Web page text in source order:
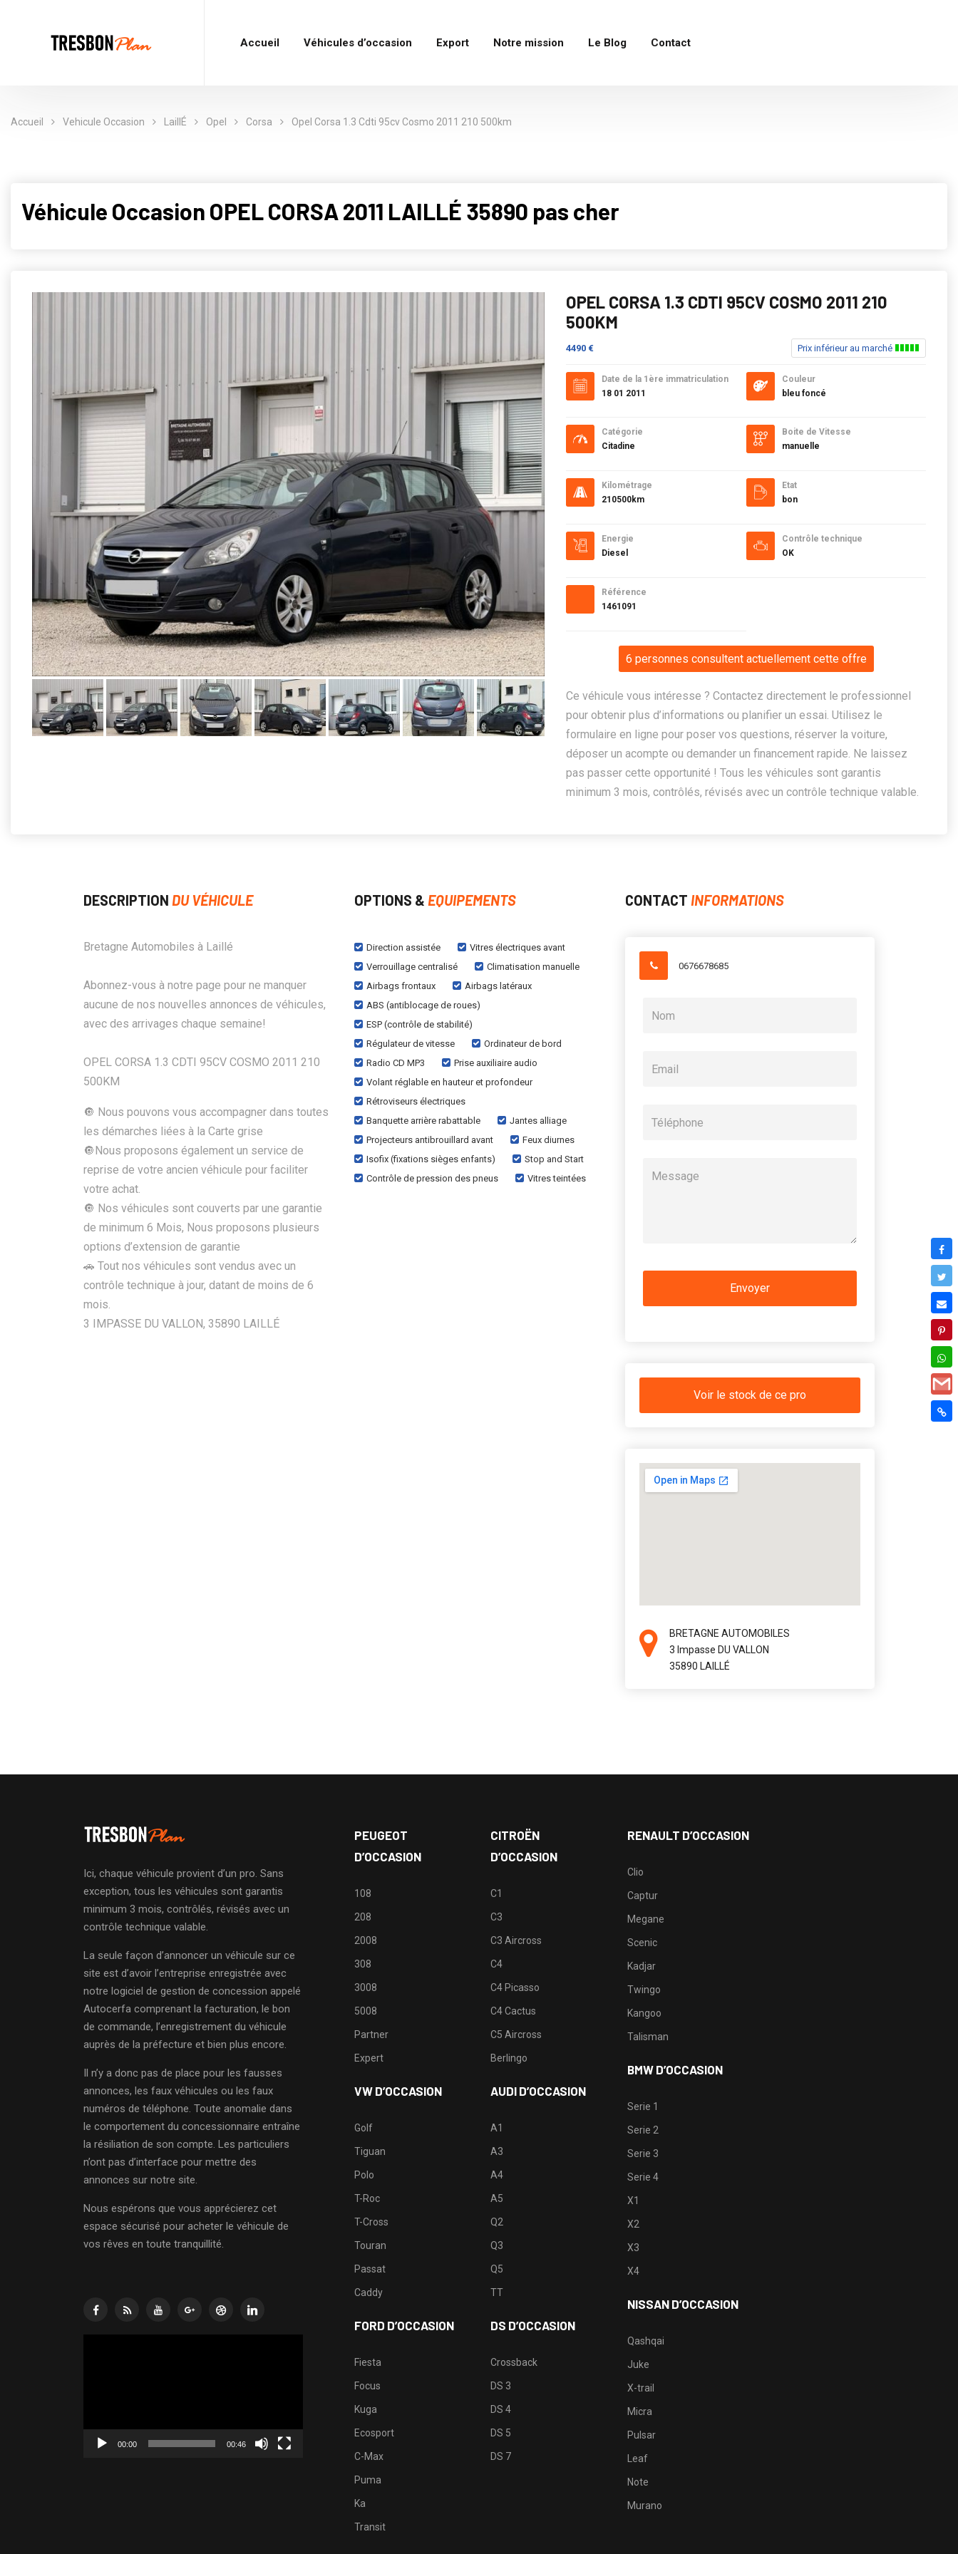
Accueil Véhicules d’occasion Export Notre mission Le Blog Contact
Accueil Vehicule Occasion LaillÉ Opel Corsa Opel Corsa 1.3 Cdti 95cv Cosmo 2011 210 500km
Véhicule Occasion OPEL CORSA 2011 LAILLÉ 35890 pas cher
OPEL CORSA 1.3 CDTI 95CV COSMO 2011 210
500KM
4490 € Prix inférieur au marché
Date de la 1ère immatriculation
18 01 2011
Catégorie
Citadine
Kilométrage
210500km
Energie
Diesel
Référence
1461091
Couleur
bleu foncé
Boite de Vitesse
manuelle
Etat
bon
Contrôle technique
OK
6 personnes consultent actuellement cette offre
Ce véhicule vous intéresse ? Contactez directement le professionnel
pour obtenir plus d’informations ou planifier un essai. Utilisez le
formulaire en ligne pour poser vos questions, réserver la voiture,
déposer un acompte ou demander un financement rapide. Ne laissez
pas passer cette opportunité ! Tous les véhicules sont garantis
minimum 3 mois, contrôlés, révisés avec un contrôle technique valable.
DESCRIPTION DU VÉHICULE
Bretagne Automobiles à Laillé
Abonnez-vous à notre page pour ne manquer
aucune de nos nouvelles annonces de véhicules,
avec des arrivages chaque semaine!
OPEL CORSA 1.3 CDTI 95CV COSMO 2011 210
500KM
🔘 Nous pouvons vous accompagner dans toutes
les démarches liées à la Carte grise
🔘Nous proposons également un service de
reprise de votre ancien véhicule pour faciliter
votre achat.
🔘 Nos véhicules sont couverts par une garantie
de minimum 6 Mois, Nous proposons plusieurs
options d’extension de garantie
🚗 Tout nos véhicules sont vendus avec un
contrôle technique à jour, datant de moins de 6
mois.
3 IMPASSE DU VALLON, 35890 LAILLÉ
OPTIONS & EQUIPEMENTS
Direction assistée
Vitres électriques avant
Verrouillage centralisé
Climatisation manuelle
Airbags frontaux
Airbags latéraux
ABS (antiblocage de roues)
ESP (contrôle de stabilité)
Régulateur de vitesse
Ordinateur de bord
Radio CD MP3
Prise auxiliaire audio
Volant réglable en hauteur et profondeur
Rétroviseurs électriques
Banquette arrière rabattable
Jantes alliage
Projecteurs antibrouillard avant
Feux diurnes
Isofix (fixations sièges enfants)
Stop and Start
Contrôle de pression des pneus
Vitres teintées
CONTACT INFORMATIONS
0676678685
Voir le stock de ce pro
BRETAGNE AUTOMOBILES
3 Impasse DU VALLON
35890 LAILLÉ
Ici, chaque véhicule provient d’un pro. Sans
exception, tous les véhicules sont garantis
minimum 3 mois, contrôlés, révisés avec un
contrôle technique valable.
La seule façon d’annoncer un véhicule sur ce
site est d’avoir l’entreprise enregistrée avec
notre logiciel de gestion de concession appelé
Autocerfa comprenant la facturation, le bon
de commande, l’enregistrement du véhicule
auprès de la préfecture et bien plus encore.
Il n’y a donc pas de place pour les fausses
annonces, les faux véhicules ou les faux
numéros de téléphone. Toute anomalie dans
le comportement du concessionnaire entraîne
la résiliation de son compte. Les particuliers
n’ont pas d’interface pour mettre des
annonces sur notre site.
Nous espérons que vous apprécierez cet
espace sécurisé pour acheter le véhicule de
vos rêves en toute tranquillité.
00:00 00:46
PEUGEOT
D’OCCASION
108
208
2008
308
3008
5008
Partner
Expert
VW D’OCCASION
Golf
Tiguan
Polo
T-Roc
T-Cross
Touran
Passat
Caddy
FORD D’OCCASION
Fiesta
Focus
Kuga
Ecosport
C-Max
Puma
Ka
Transit
CITROËN
D’OCCASION
C1
C3
C3 Aircross
C4
C4 Picasso
C4 Cactus
C5 Aircross
Berlingo
AUDI D’OCCASION
A1
A3
A4
A5
Q2
Q3
Q5
TT
DS D’OCCASION
Crossback
DS 3
DS 4
DS 5
DS 7
RENAULT D’OCCASION
Clio
Captur
Megane
Scenic
Kadjar
Twingo
Kangoo
Talisman
BMW D’OCCASION
Serie 1
Serie 2
Serie 3
Serie 4
X1
X2
X3
X4
NISSAN D’OCCASION
Qashqai
Juke
X-trail
Micra
Pulsar
Leaf
Note
Murano